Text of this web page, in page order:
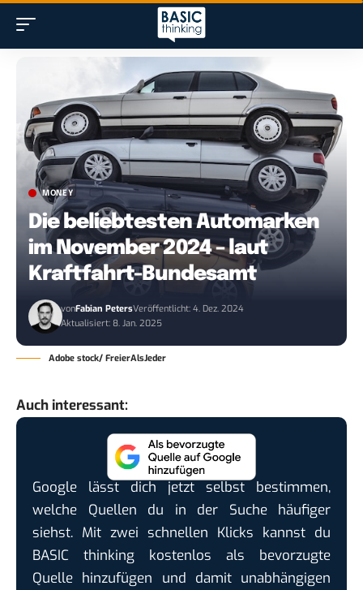
MONEY
Die beliebtesten Automarken
im November 2024 – laut
Kraftfahrt-Bundesamt
vonFabian PetersVeröffentlicht: 4. Dez. 2024
Aktualisiert: 8. Jan. 2025
Adobe stock/ FreierAlsJeder
Auch interessant:
Google lässt dich jetzt selbst bestimmen,
welche Quellen du in der Suche häufiger
siehst. Mit zwei schnellen Klicks kannst du
BASIC thinking kostenlos als bevorzugte
Quelle hinzufügen und damit unabhängigen